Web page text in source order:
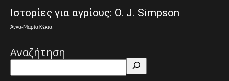
Ιστορίες για αγρίους: O. J. Simpson
Άννα-Μαρία Κέκια
Αναζήτηση